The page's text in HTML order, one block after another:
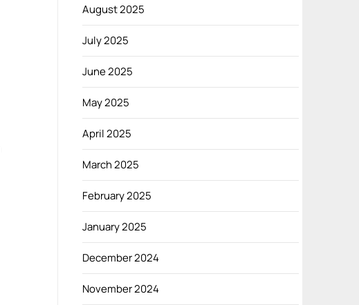
August 2025
July 2025
June 2025
May 2025
April 2025
March 2025
February 2025
January 2025
December 2024
November 2024